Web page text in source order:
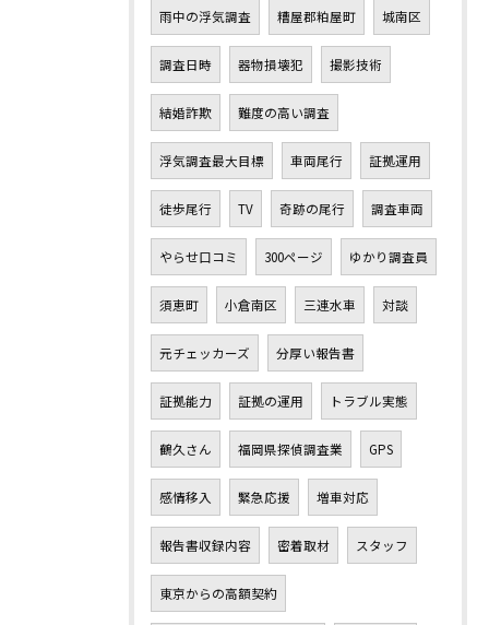
雨中の浮気調査 糟屋郡粕屋町 城南区
調査日時 器物損壊犯 撮影技術
結婚詐欺 難度の高い調査
浮気調査最大目標 車両尾行 証拠運用
徒歩尾行 TV 奇跡の尾行 調査車両
やらせ口コミ 300ページ ゆかり調査員
須恵町 小倉南区 三連水車 対談
元チェッカーズ 分厚い報告書
証拠能力 証拠の運用 トラブル実態
鶴久さん 福岡県探偵調査業 GPS
感情移入 緊急応援 増車対応
報告書収録内容 密着取材 スタッフ
東京からの高額契約